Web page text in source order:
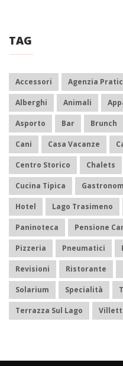
TAG
Accessori Agenzia
Alberghi Animali
Asporto Bar Brunch
Cani Casa Vacanze
Centro Storico Chalets
Cucina Tipica
Hotel Lago Trasimeno
Paninoteca Pensione
Pizzeria Pneumatici
Revisioni Ristorante
Solarium Specialità
Terrazza Sul Lago